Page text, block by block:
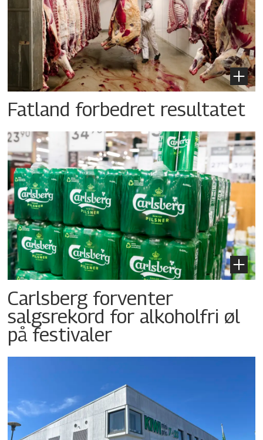
Fatland forbedret resultatet
Carlsberg forventer
salgsrekord for alkoholfri øl
på festivaler